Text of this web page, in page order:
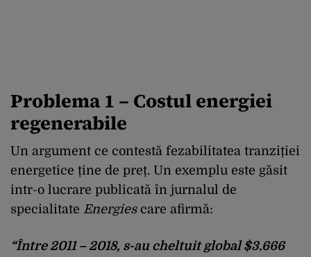
Problema 1 – Costul energiei
regenerabile
Un argument ce contestă fezabilitatea tranziției
energetice ține de preț. Un exemplu este găsit
intr-o lucrare publicată în jurnalul de
specialitate Energies care afirmă:
“Între 2011 – 2018, s-au cheltuit global $3.666